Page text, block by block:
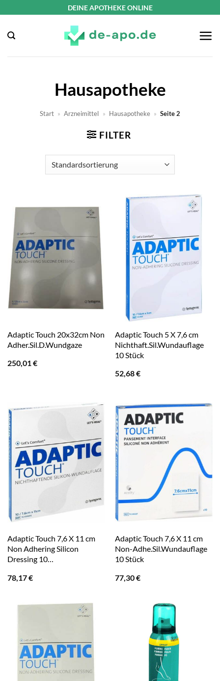
springen
DEINE APOTHEKE ONLINE
Hausapotheke
Start » Arzneimittel » Hausapotheke » Seite 2
FILTER
Adaptic Touch 20x32cm Non
Adher.Sil.D.Wundgaze
250,01€
Adaptic Touch 5 X 7,6 cm
Nichthaft.Sil.Wundauflage
10 Stück
52,68€
Adaptic Touch 7,6 X 11 cm
Non Adhering Silicon
Dressing 10…
78,17€
Adaptic Touch 7,6 X 11 cm
Non-Adhe.Sil.Wundauflage
10 Stück
77,30€